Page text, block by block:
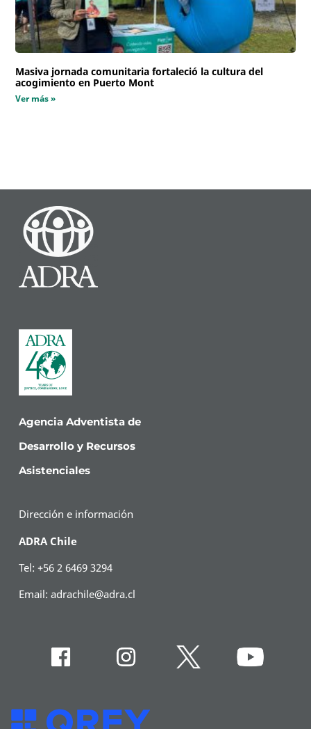
Masiva jornada comunitaria fortaleció la cultura del
acogimiento en Puerto Mont
Ver más »
Agencia Adventista de
Desarrollo y Recursos
Asistenciales
Dirección e información
ADRA Chile
Tel: +56 2 6469 3294
Email:adrachile@adra.cl